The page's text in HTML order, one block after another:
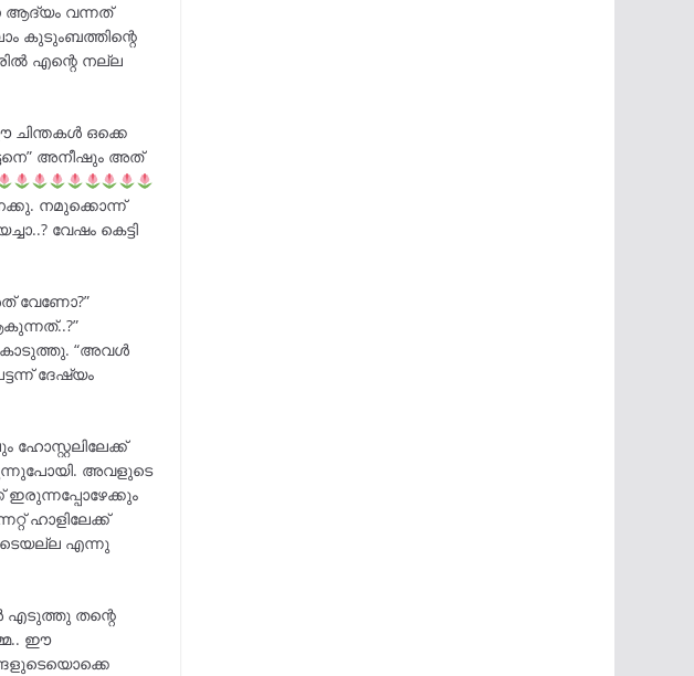
ആദ്യം വന്നത്
കുടുംബത്തിന്റെ
എന്റെ നല്ല
ഒക്കെ
അനീഷും അത്
നമുക്കൊന്ന്
വേഷം കെട്ടി
വേണോ?”
കൊടുത്തു. “അവൾ
ദേഷ്യം
ഹോസ്റ്റലിലേക്ക്
അവളുടെ
ഇരുന്നപ്പോഴേക്കും
ഹാളിലേക്ക്
എന്നു
എടുത്തു തന്റെ
ഈ